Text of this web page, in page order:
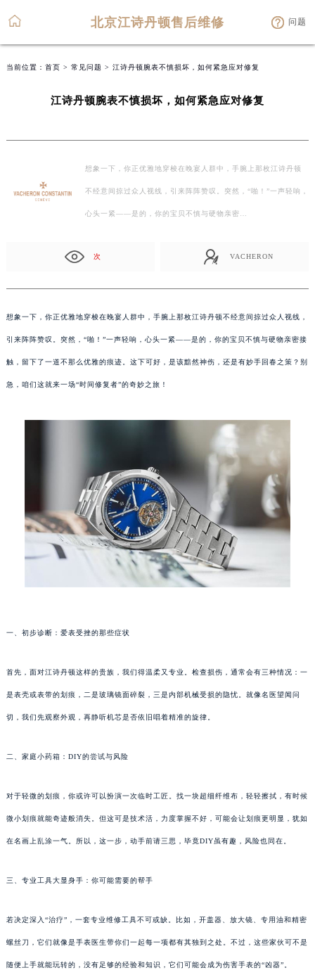
北京江诗丹顿售后维修 问题
当前位置： 首页 > 常见问题 > 江诗丹顿腕表不慎损坏，如何紧急应对修复
江诗丹顿腕表不慎损坏，如何紧急应对修复
想象一下，你正优雅地穿梭在晚宴人群中，手腕上那枚江诗丹顿
不经意间掠过众人视线，引来阵阵赞叹。突然，“啪！”一声轻响，
心头一紧——是的，你的宝贝不慎与硬物亲密…
次 VACHERON
想象一下，你正优雅地穿梭在晚宴人群中，手腕上那枚江诗丹顿不经意间掠过众人视线，
引来阵阵赞叹。突然，“啪！”一声轻响，心头一紧——是的，你的宝贝不慎与硬物亲密接
触，留下了一道不那么优雅的痕迹。这下可好，是该黯然神伤，还是有妙手回春之策？别
急，咱们这就来一场“时间修复者”的奇妙之旅！
一、初步诊断：爱表受挫的那些症状
首先，面对江诗丹顿这样的贵族，我们得温柔又专业。检查损伤，通常会有三种情况：一
是表壳或表带的划痕，二是玻璃镜面碎裂，三是内部机械受损的隐忧。就像名医望闻问
切，我们先观察外观，再静听机芯是否依旧唱着精准的旋律。
二、家庭小药箱：DIY的尝试与风险
对于轻微的划痕，你或许可以扮演一次临时工匠。找一块超细纤维布，轻轻擦拭，有时候
微小划痕就能奇迹般消失。但这可是技术活，力度掌握不好，可能会让划痕更明显，犹如
在名画上乱涂一气。所以，这一步，动手前请三思，毕竟DIY虽有趣，风险也同在。
三、专业工具大显身手：你可能需要的帮手
若决定深入“治疗”，一套专业维修工具不可或缺。比如，开盖器、放大镜、专用油和精密
螺丝刀，它们就像是手表医生带你们一起每一项都有其独到之处。不过，这些家伙可不是
随便上手就能玩转的，没有足够的经验和知识，它们可能会成为伤害手表的“凶器”。